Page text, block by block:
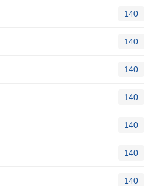
140
140
140
140
140
140
140